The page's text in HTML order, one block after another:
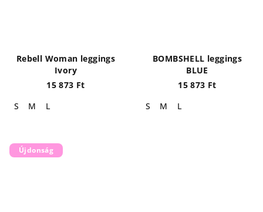
Rebell Woman leggings
Ivory
15 873 Ft
S
M L
BOMBSHELL leggings
BLUE
15 873 Ft
S
M L
Újdonság